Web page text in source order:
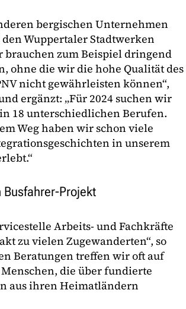
bergischen Unternehmen
Wuppertaler Stadtwerken
brauchen zum Beispiel dringend
ohne die wir die hohe Qualität des
nicht gewährleisten können“,
ergänzt: „Für 2024 suchen wir
18 unterschiedlichen Berufen.
Weg haben wir schon viele
in unserem
Projekt
Arbeits- und Fachkräfte
zu vielen Zugewanderten“, so
Beratungen treffen wir oft auf
die über fundierte
aus ihren Heimatländern